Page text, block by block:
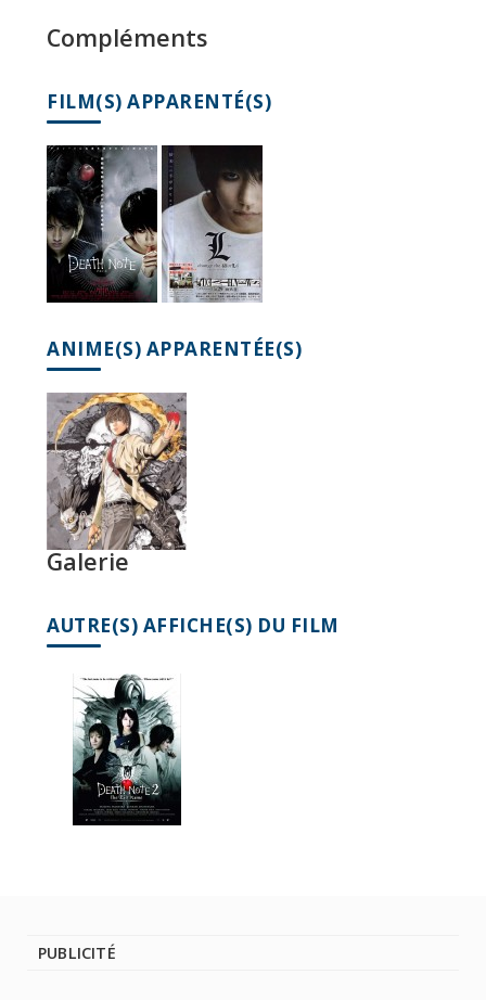
Compléments
FILM(S) APPARENTÉ(S)
ANIME(S) APPARENTÉE(S)
Galerie
AUTRE(S) AFFICHE(S) DU FILM
PUBLICITÉ